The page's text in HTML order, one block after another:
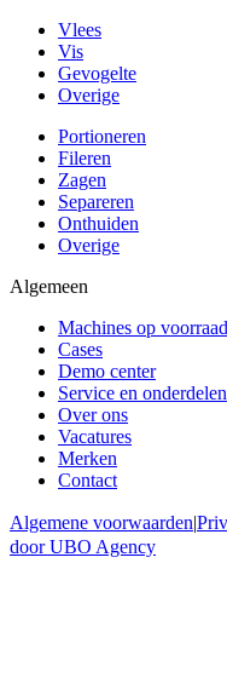
Vlees
Vis
Gevogelte
Overige
Portioneren
Fileren
Zagen
Separeren
Onthuiden
Overige
Algemeen
Machines op voorraad
Cases
Demo center
Service en onderdelen
Over ons
Vacatures
Merken
Contact
Algemene voorwaarden|
door UBO Agency